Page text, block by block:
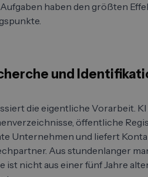
haben den größten
und
die eigentliche Vorarbeit.
öffentliche
Unternehmen und liefert
Aus stundenlanger
ist nicht aus einer fünf Jahre